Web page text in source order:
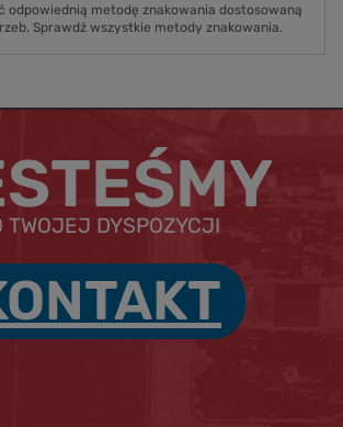
odpowiednią metodę znakowania dostosowaną
Sprawdź wszystkie metody znakowania.
TWOJEJ DYSPOZYCJI